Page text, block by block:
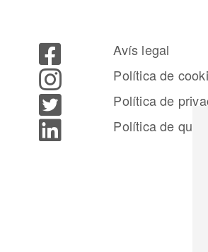
Avís legal
Política de
Política de
Política de